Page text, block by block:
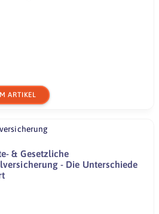
ARTIKEL
& Gesetzliche
- Die Unterschiede